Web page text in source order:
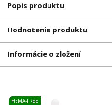
Popis produktu
Hodnotenie produktu
Informácie o zložení
HEMA-FREE